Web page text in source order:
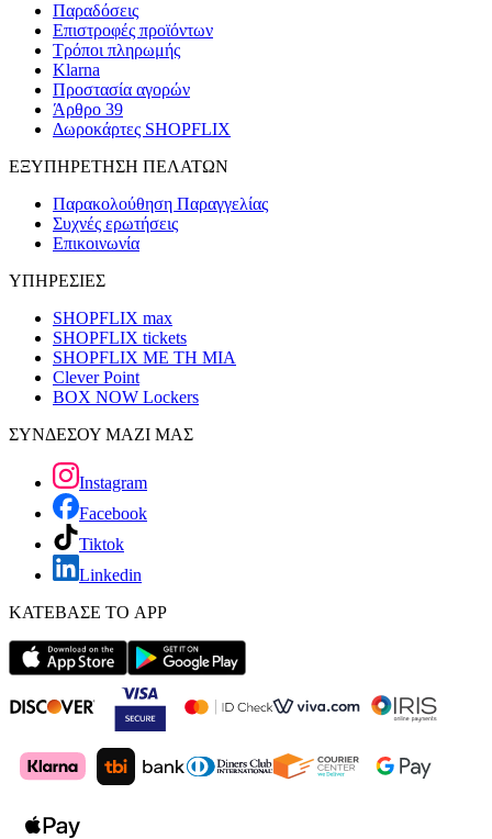
Παραδόσεις
Επιστροφές προϊόντων
Τρόποι πληρωμής
Klarna
Προστασία αγορών
Άρθρο 39
Δωροκάρτες SHOPFLIX
ΕΞΥΠΗΡΕΤΗΣΗ ΠΕΛΑΤΩΝ
Παρακολούθηση Παραγγελίας
Συχνές ερωτήσεις
Επικοινωνία
ΥΠΗΡΕΣΙΕΣ
SHOPFLIX max
SHOPFLIX tickets
SHOPFLIX ΜΕ ΤΗ ΜΙΑ
Clever Point
BOX NOW Lockers
ΣΥΝΔΕΣΟΥ ΜΑΖΙ ΜΑΣ
Instagram
Facebook
Tiktok
Linkedin
ΚΑΤΕΒΑΣΕ ΤΟ APP